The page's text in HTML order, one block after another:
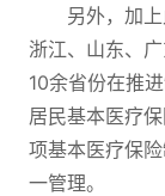
另外，加
浙江、山东、
10余省份在推
居民基本医疗
项基本医疗保
一管理。